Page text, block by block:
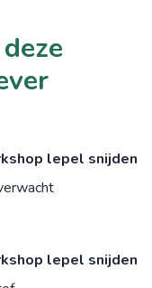
lepel snijden
lepel snijden